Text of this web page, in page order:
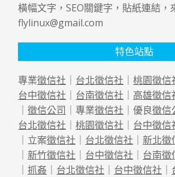
橫幅文字，SEO關鍵字，貼紙連結，
flylinux@gmail.com
特色站點
專業徵信社 ｜ 台北徵信社 ｜ 桃園徵信
台中徵信社 ｜ 台南徵信社 ｜ 高雄徵信
｜ 徵信公司 ｜專業徵信社 ｜優良徵信
台北徵信社 ｜ 桃園徵信社 ｜ 台中徵信
｜立案徵信社 ｜ 台北徵信社 ｜ 新北徵
｜ 新竹徵信社 ｜ 台中徵信社 ｜ 台南徵
｜ 抓姦 ｜ 台北徵信社 ｜ 台中徵信社 ｜